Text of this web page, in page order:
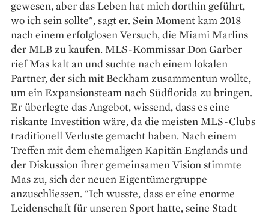
gewesen, aber das Leben hat mich dorthin geführt,
wo ich sein sollte", sagt er. Sein Moment kam 2018
nach einem erfolglosen Versuch, die Miami Marlins
der MLB zu kaufen. MLS-Kommissar Don Garber
rief Mas kalt an und suchte nach einem lokalen
Partner, der sich mit Beckham zusammentun wollte,
um ein Expansionsteam nach Südflorida zu bringen.
Er überlegte das Angebot, wissend, dass es eine
riskante Investition wäre, da die meisten MLS-Clubs
traditionell Verluste gemacht haben. Nach einem
Treffen mit dem ehemaligen Kapitän Englands und
der Diskussion ihrer gemeinsamen Vision stimmte
Mas zu, sich der neuen Eigentümergruppe
anzuschliessen. "Ich wusste, dass er eine enorme
Leidenschaft für unseren Sport hatte, seine Stadt